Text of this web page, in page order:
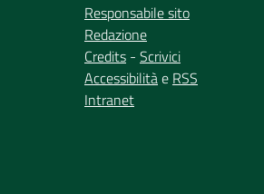
Responsabile sito
Redazione
Credits - Scrivici
Accessibilitàe RSS
Intranet